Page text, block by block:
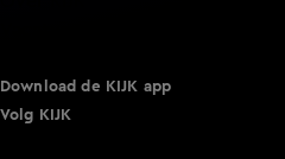
Download de KIJK app
Volg KIJK